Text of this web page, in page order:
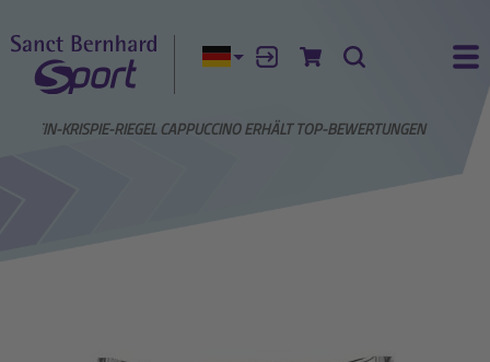
Aktuelle Sprache:
AnmeldenZum Warenkorb
Suche
PROTEIN-KRISPIE-RIEGEL CAPPUCCINO ERHÄLT TOP-BEWERTUNGEN